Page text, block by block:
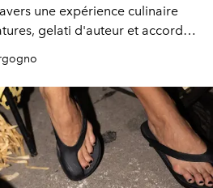
une expérience culinaire
gelati d'auteur et accords